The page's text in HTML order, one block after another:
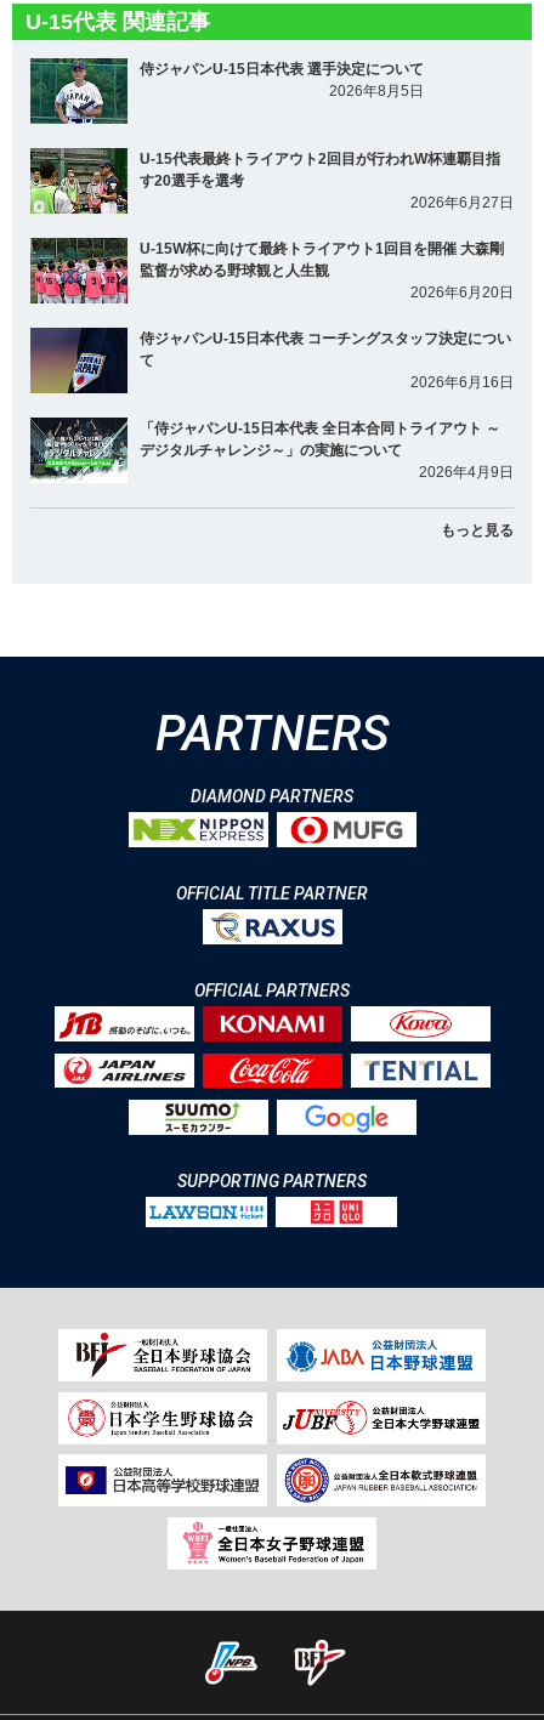
U-15代表 関連記事
侍ジャパンU-15日本代表 選手決定について
2026年8月5日
U-15代表最終トライアウト2回目が行われW杯連覇目指
す20選手を選考
2026年6月27日
U-15W杯に向けて最終トライアウト1回目を開催 大森剛
監督が求める野球観と人生観
2026年6月20日
侍ジャパンU-15日本代表 コーチングスタッフ決定につい
て
2026年6月16日
「侍ジャパンU-15日本代表 全日本合同トライアウト ～
デジタルチャレンジ～」の実施について
2026年4月9日
もっと見る
PARTNERS
DIAMOND PARTNERS
OFFICIAL TITLE PARTNER
OFFICIAL PARTNERS
SUPPORTING PARTNERS